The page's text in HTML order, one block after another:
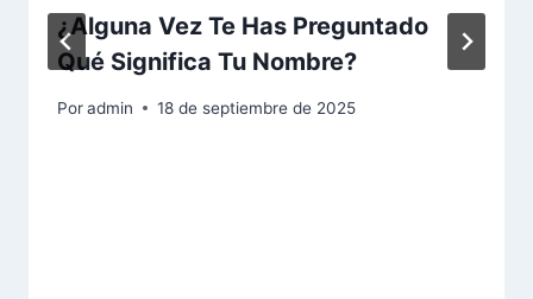
¿Alguna Vez Te Has Preguntado
Qué Significa Tu Nombre?
Poradmin 18 de septiembre de 2025